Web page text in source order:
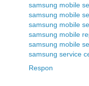
samsung mobile
samsung mobile
samsung mobile
samsung mobile
samsung mobile
samsung service
Respon